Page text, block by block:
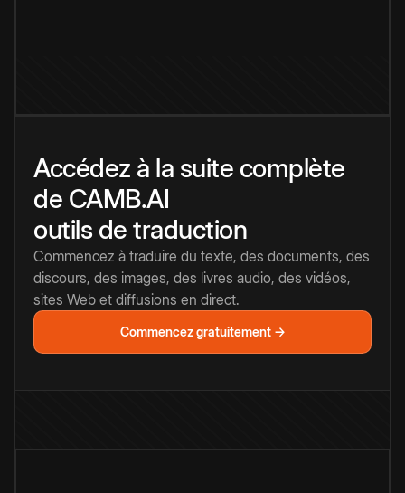
Accédez à la suite complète
de CAMB.AI
outils de traduction
Commencez à traduire du texte, des documents, des
discours, des images, des livres audio, des vidéos,
sites Web et diffusions en direct.
Commencez gratuitement →